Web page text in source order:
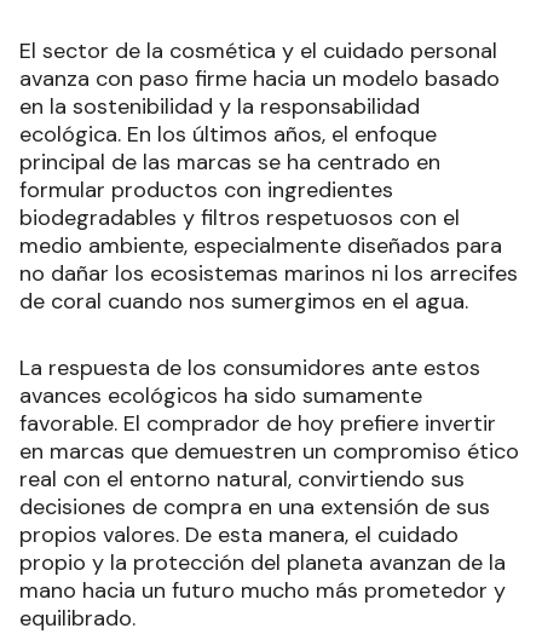
El sector de la cosmética y el cuidado personal
avanza con paso firme hacia un modelo basado
en la sostenibilidad y la responsabilidad
ecológica. En los últimos años, el enfoque
principal de las marcas se ha centrado en
formular productos con ingredientes
biodegradables y filtros respetuosos con el
medio ambiente, especialmente diseñados para
no dañar los ecosistemas marinos ni los arrecifes
de coral cuando nos sumergimos en el agua.
La respuesta de los consumidores ante estos
avances ecológicos ha sido sumamente
favorable. El comprador de hoy prefiere invertir
en marcas que demuestren un compromiso ético
real con el entorno natural, convirtiendo sus
decisiones de compra en una extensión de sus
propios valores. De esta manera, el cuidado
propio y la protección del planeta avanzan de la
mano hacia un futuro mucho más prometedor y
equilibrado.